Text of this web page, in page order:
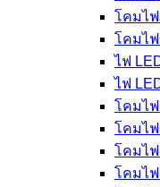
โคมไ
โคมไ
ไฟ
ไฟ
โคมไ
โคมไ
โคมไ
โคมไ